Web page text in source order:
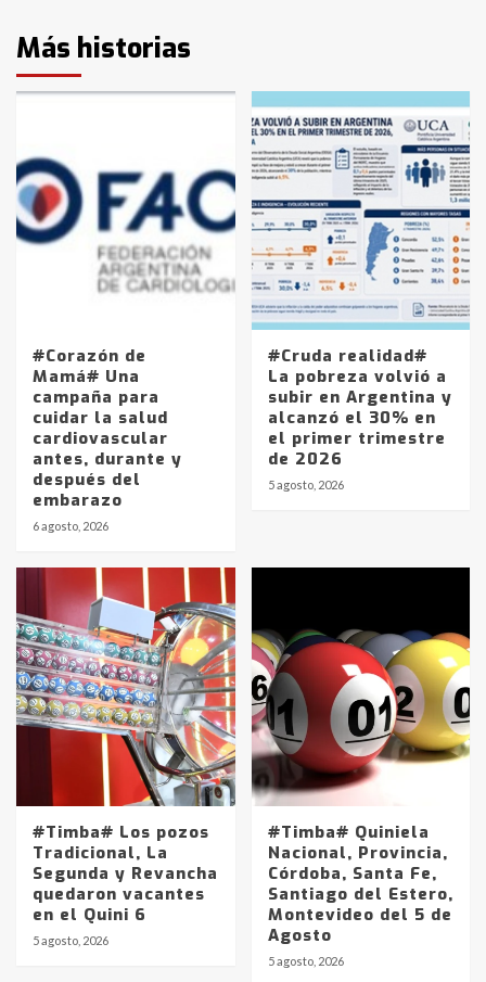
Más historias
#Corazón de
Mamá# Una
campaña para
cuidar la salud
cardiovascular
antes, durante y
después del
embarazo
6 agosto, 2026
#Cruda realidad#
La pobreza volvió a
subir en Argentina y
alcanzó el 30% en
el primer trimestre
de 2026
5 agosto, 2026
#Timba# Los pozos
Tradicional, La
Segunda y Revancha
quedaron vacantes
en el Quini 6
5 agosto, 2026
#Timba# Quiniela
Nacional, Provincia,
Córdoba, Santa Fe,
Santiago del Estero,
Montevideo del 5 de
Agosto
5 agosto, 2026
Identidad de los adolescentes
pampeanos que fueron